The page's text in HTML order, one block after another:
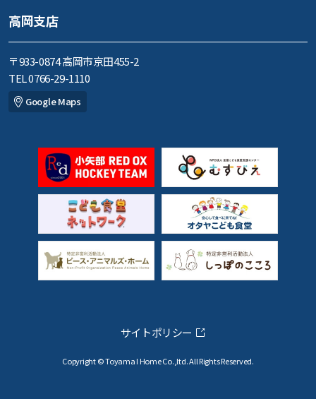
高岡支店
〒933-0874 高岡市京田455-2
TEL 0766-29-1110
Google Maps
Copyright © Toyama I Home Co.,ltd. All Rights Reserved.
サイトポリシー